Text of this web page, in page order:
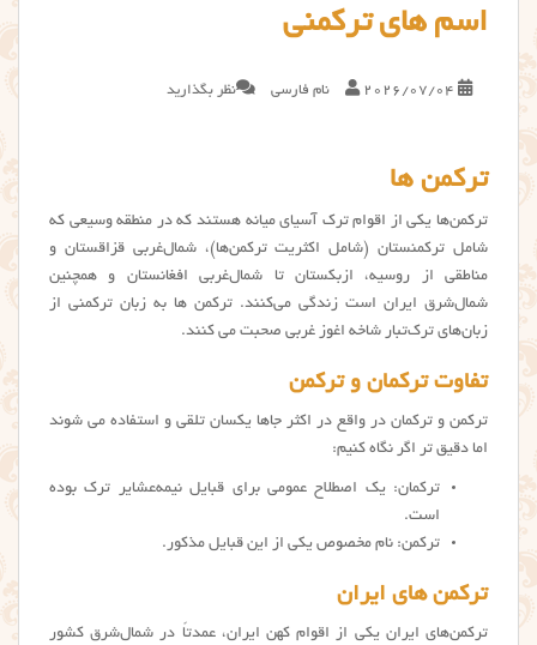
اسم های ترکمنی
2026/07/04 نام فارسی نظر بگذارید
ترکمن ها
ترکمن‌ها یکی از اقوام ترک‌ آسیای میانه هستند که در منطقه وسیعی که
شامل ترکمنستان (شامل اکثریت ترکمن‌ها)، شمال‌غربی قزاقستان و
مناطقی از روسیه، ازبکستان تا شمال‌غربی افغانستان و همچنین
شمال‌شرق ایران است زندگی می‌کنند. ترکمن ها به زبان ترکمنی از
زبان‌های ترک‌تبار شاخه اغوز غربی صحبت می کنند.
تفاوت ترکمان و ترکمن
ترکمن و ترکمان در واقع در اکثر جاها یکسان تلقی و استفاده می شوند
اما دقیق تر اگر نگاه کنیم:
ترکمان: یک اصطلاح عمومی برای قبایل نیمه‌عشایر ترک بوده
است.
ترکمن: نام مخصوص یکی از این قبایل مذکور.
ترکمن های ایران
ترکمن‌های ایران یکی از اقوام کهن ایران، عمدتاً در شمال‌شرق کشور